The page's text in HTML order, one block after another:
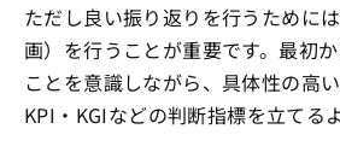
ただし良い振り返りを行うために
画）を行うことが重要です。最初
ことを意識しながら、具体性の高
KPI・KGIなどの判断指標を立てる